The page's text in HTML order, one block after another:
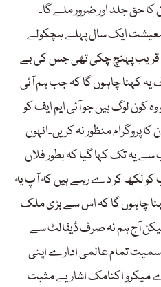
حق جلد اور ضرور ملے گا۔
معیشت ایک سال پہلے ہچکولے
قریب پہنچ چکی تھی جس کی بے
کہنا چاہوں گا کہ جب ہم آئی
کون لوگ ہیں جو آئی ایم ایف کو
منظور نہ کریں۔انہوں
یہ تک کہا گیا کہ بطور فلاں
کو لکھ کر دے رہے ہیں کہ آپ یہ
چاہوں گا کہ اس سے بڑی ملک
آج ہم نہ صرف ڈیفالٹ سے
سمیت تمام عالمی ادارے اپنی
میکرو اکنامک اشاریے مثبت